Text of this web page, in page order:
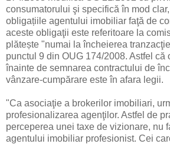
consumatorului şi specifică în mod
obligațiile agentului imobiliar faţă de
aceste obligaţii este referitoare la
plătește "numai la încheierea
punctul 9 din OUG 174/2008. Astfel că
înainte de semnarea contractului de
vânzare-cumpărare este în afara legii.
"Ca asociaţie a brokerilor imobiliari,
profesionalizarea agenţilor. Astfel de
perceperea unei taxe de vizionare, nu
agentului imobiliar profesionist. Cei